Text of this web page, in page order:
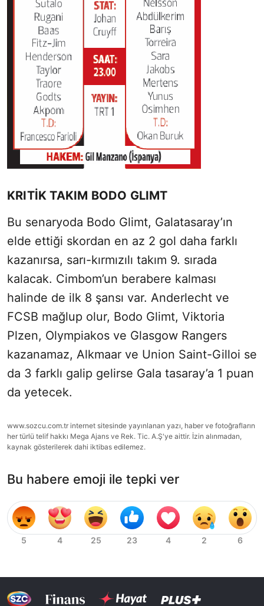
KRITIK TAKIM BODO GLIMT
Bu senaryoda Bodo Glimt, Galatasaray’ın
elde ettiği skordan en az 2 gol daha farklı
kazanırsa, sarı-kırmızılı takım 9. sırada
kalacak. Cimbom’un berabere kalması
halinde de ilk 8 şansı var. Anderlecht ve
FCSB mağlup olur, Bodo Glimt, Viktoria
Plzen, Olympiakos ve Glasgow Rangers
kazanamaz, Alkmaar ve Union Saint-Gilloi se
da 3 farklı galip gelirse Gala tasaray’a 1 puan
da yetecek.
www.sozcu.com.tr internet sitesinde yayınlanan yazı, haber ve fotoğrafların
her türlü telif hakkı Mega Ajans ve Rek. Tic. A.Ş'ye aittir. İzin alınmadan,
kaynak gösterilerek dahi iktibas edilemez.
Bu habere emoji ile tepki ver